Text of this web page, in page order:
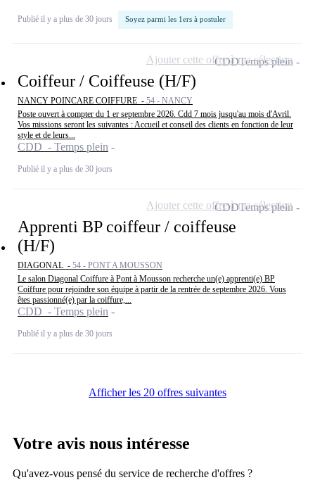
Publié il y a plus de 30 jours Soyez parmi les 1ers à postuler
Coiffeur / Coiffeuse (H/F)
NANCY POINCARE COIFFURE - 54 - NANCY
Poste ouvert à compter du 1 er septembre 2026. Cdd 7 mois jusqu'au mois d'Avril.
Vos missions seront les suivantes : Accueil et conseil des clients en fonction de leur
style et de leurs...
CDD - Temps plein
Publié il y a plus de 30 jours
CDDTemps plein
Ajouter cette offre à ma sélection
Apprenti BP coiffeur / coiffeuse
(H/F)
DIAGONAL - 54 - PONT A MOUSSON
Le salon Diagonal Coiffure à Pont à Mousson recherche un(e) apprenti(e) BP
Coiffure pour rejoindre son équipe à partir de la rentrée de septembre 2026. Vous
êtes passionné(e) par la coiffure,...
CDD - Temps plein
Publié il y a plus de 30 jours
CDDTemps plein
Ajouter cette offre à ma sélection
Afficher les 20 offres suivantes
Votre avis nous intéresse
Qu'avez-vous pensé du service de recherche d'offres ?